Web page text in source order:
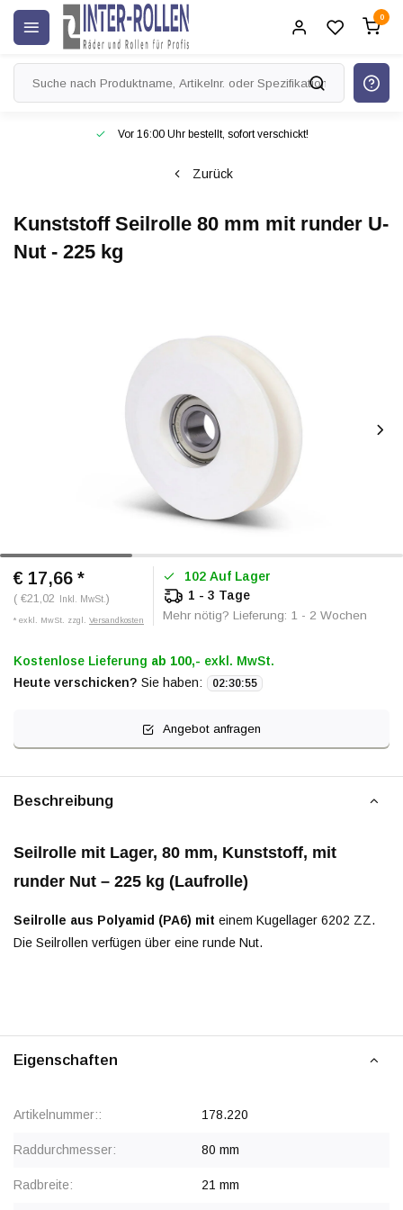
0
Vor 16:00 Uhr bestellt, sofort verschickt!
Zurück
Kunststoff Seilrolle 80 mm mit runder U-
Nut - 225 kg
€ 17,66 *
( €21,02 Inkl. MwSt. )
* exkl. MwSt. zzgl. Versandkosten
102 Auf Lager
1 - 3 Tage
Mehr nötig? Lieferung: 1 - 2 Wochen
Kostenlose Lieferung ab 100,- exkl. MwSt.
Heute verschicken? Sie haben: 02:30:55
Angebot anfragen
Beschreibung
Seilrolle mit Lager, 80 mm, Kunststoff, mit
runder Nut – 225 kg (Laufrolle)
Seilrolle aus Polyamid (PA6) mit einem Kugellager 6202 ZZ.
Die Seilrollen verfügen über eine runde Nut.
Eigenschaften
Artikelnummer:: 178.220
Raddurchmesser: 80 mm
Radbreite: 21 mm